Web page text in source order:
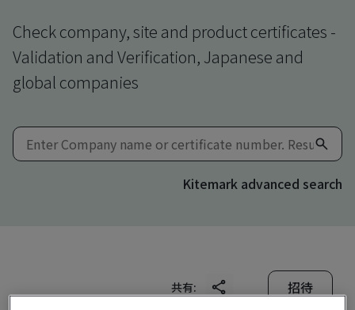
Check company, site and product certificates -
Validation and Verification, Japanese and
global companies
Kitemark advanced search
共有: 招待